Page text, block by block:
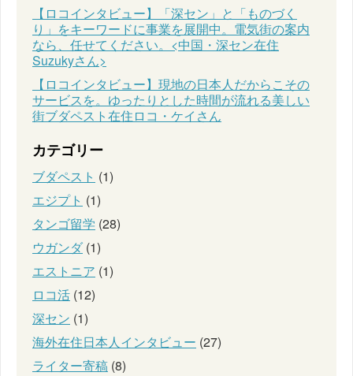
【ロコインタビュー】「深セン」と「ものづく
り」をキーワードに事業を展開中。電気街の案内
なら、任せてください。<中国・深セン在住
Suzukyさん>
【ロコインタビュー】現地の日本人だからこその
サービスを。ゆったりとした時間が流れる美しい
街ブダペスト在住ロコ・ケイさん
カテゴリー
ブダペスト (1)
エジプト (1)
タンゴ留学 (28)
ウガンダ(1)
エストニア (1)
ロコ活 (12)
深セン (1)
海外在住日本人インタビュー (27)
ライター寄稿 (8)